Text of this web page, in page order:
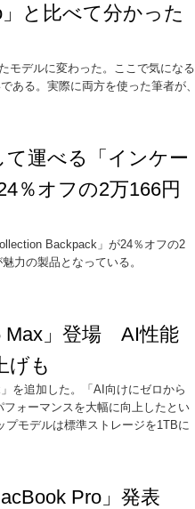
と比べて分かった
モデルに変わった。ここで気になる
ある。実際に両方を使った筆者が、
運べる「インケー
％オフの2万166円
Backpack」が24％オフの2
力の製品となっている。
Max」登場 AI性能
げも
を追加した。「AI向けにゼロから
ォーマンスを大幅に向上したとい
モデルは標準ストレージを1TBに
Pro」発表